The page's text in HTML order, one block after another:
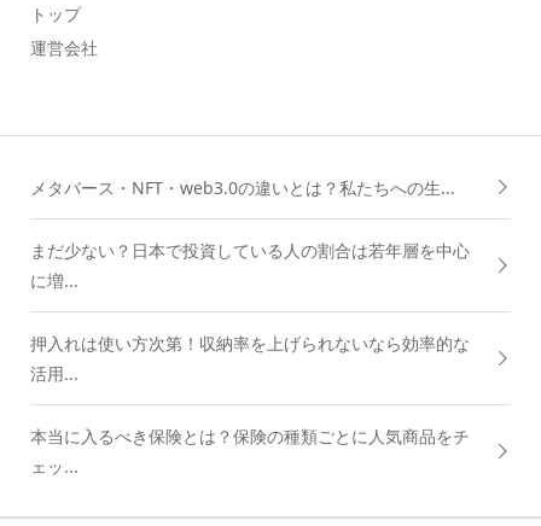
トップ
運営会社
メタバース・NFT・web3.0の違いとは？私たちへの生...
まだ少ない？日本で投資している人の割合は若年層を中心
に増...
押入れは使い方次第！収納率を上げられないなら効率的な
活用...
本当に入るべき保険とは？保険の種類ごとに人気商品をチ
ェッ...